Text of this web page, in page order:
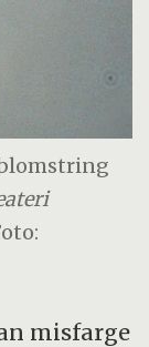
misfarge